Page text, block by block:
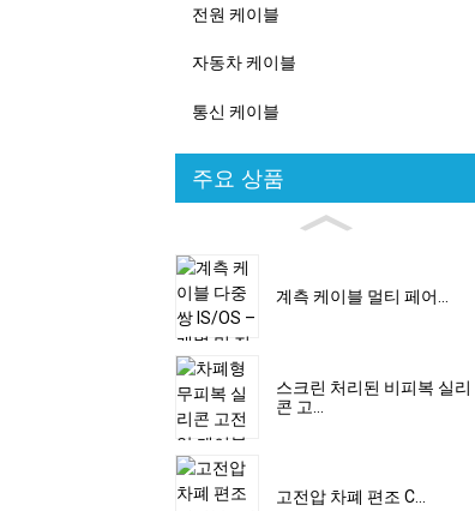
전원 케이블
자동차 케이블
통신 케이블
주요 상품
계측 케이블 멀티 페어...
스크린 처리된 비피복 실리
콘 고...
고전압 차폐 편조 C...